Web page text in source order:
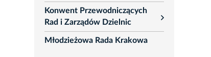
Konwent Przewodniczących
Rad i Zarządów Dzielnic
rozwiń
Młodzieżowa Rada Krakowa